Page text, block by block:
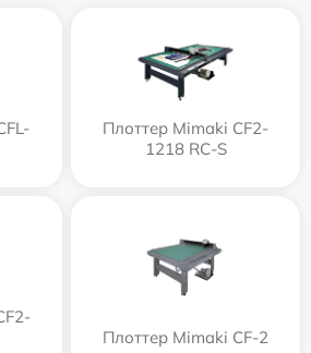
Плоттер Mimaki CF2-
1218 RC-S
Плоттер Mimaki CF-2